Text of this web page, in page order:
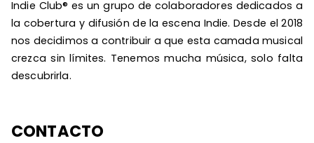
Indie Club® es un grupo de colaboradores dedicados a
la cobertura y difusión de la escena Indie. Desde el 2018
nos decidimos a contribuir a que esta camada musical
crezca sin límites. Tenemos mucha música, solo falta
descubrirla.
CONTACTO